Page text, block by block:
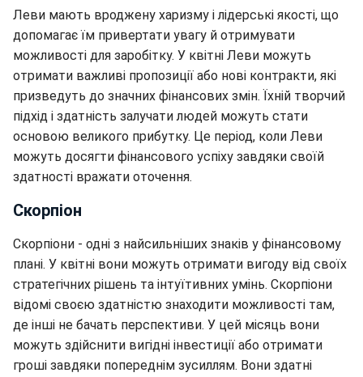
Леви мають вроджену харизму і лідерські якості, що
допомагає їм привертати увагу й отримувати
можливості для заробітку. У квітні Леви можуть
отримати важливі пропозиції або нові контракти, які
призведуть до значних фінансових змін. Їхній творчий
підхід і здатність залучати людей можуть стати
основою великого прибутку. Це період, коли Леви
можуть досягти фінансового успіху завдяки своїй
здатності вражати оточення.
Скорпіон
Скорпіони - одні з найсильніших знаків у фінансовому
плані. У квітні вони можуть отримати вигоду від своїх
стратегічних рішень та інтуїтивних умінь. Скорпіони
відомі своєю здатністю знаходити можливості там,
де інші не бачать перспективи. У цей місяць вони
можуть здійснити вигідні інвестиції або отримати
гроші завдяки попереднім зусиллям. Вони здатні